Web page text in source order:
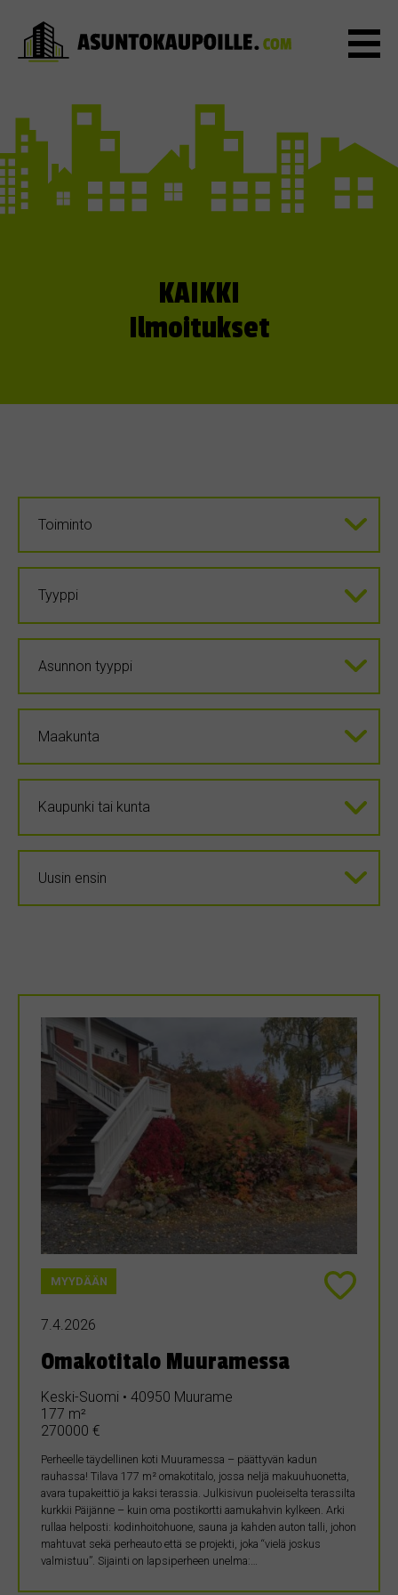
KAIKKI
Ilmoitukset
MYYDÄÄN
7.4.2026
Omakotitalo Muuramessa
Keski-Suomi • 40950 Muurame
177 m²
270000 €
Perheelle täydellinen koti Muuramessa – päättyvän kadun
rauhassa! Tilava 177 m² omakotitalo, jossa neljä makuuhuonetta,
avara tupakeittiö ja kaksi terassia. Julkisivun puoleiselta terassilta
kurkkii Päijänne – kuin oma postikortti aamukahvin kylkeen. Arki
rullaa helposti: kodinhoitohuone, sauna ja kahden auton talli, johon
mahtuvat sekä perheauto että se projekti, joka “vielä joskus
valmistuu”. Sijainti on lapsiperheen unelma:…